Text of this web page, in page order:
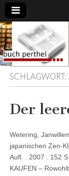
am
SCHLAGWORT:
Der
Wetering,
japanischen Zen-
Aufl. . 2007 . 152
KAUFEN –